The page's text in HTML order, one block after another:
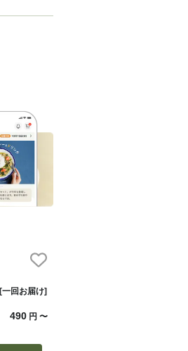
一回お届け]
490円 〜